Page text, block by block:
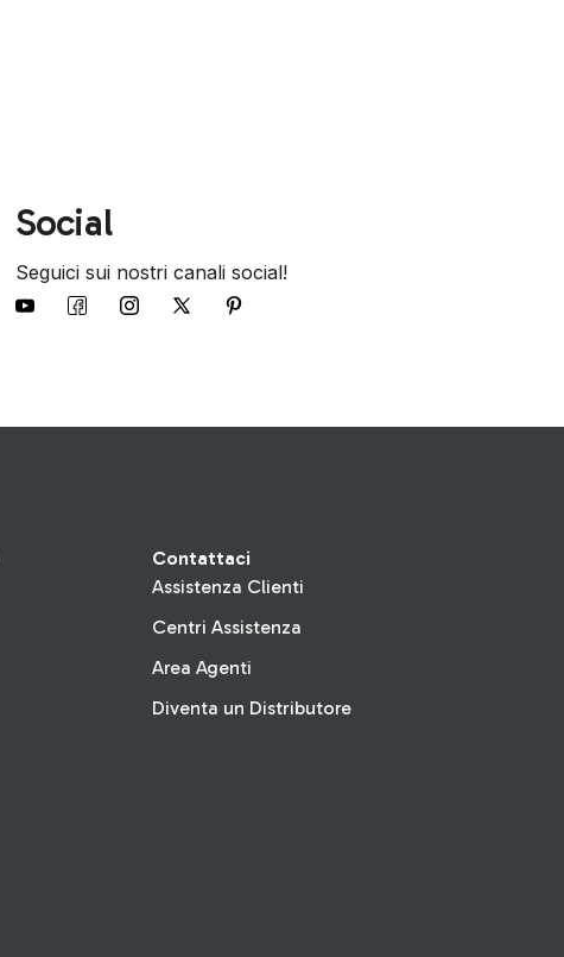
Social
Seguici sui nostri canali social!
Contattaci
Assistenza Clienti
Centri Assistenza
Area Agenti
Diventa un Distributore